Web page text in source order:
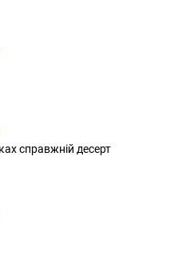
справжній десерт